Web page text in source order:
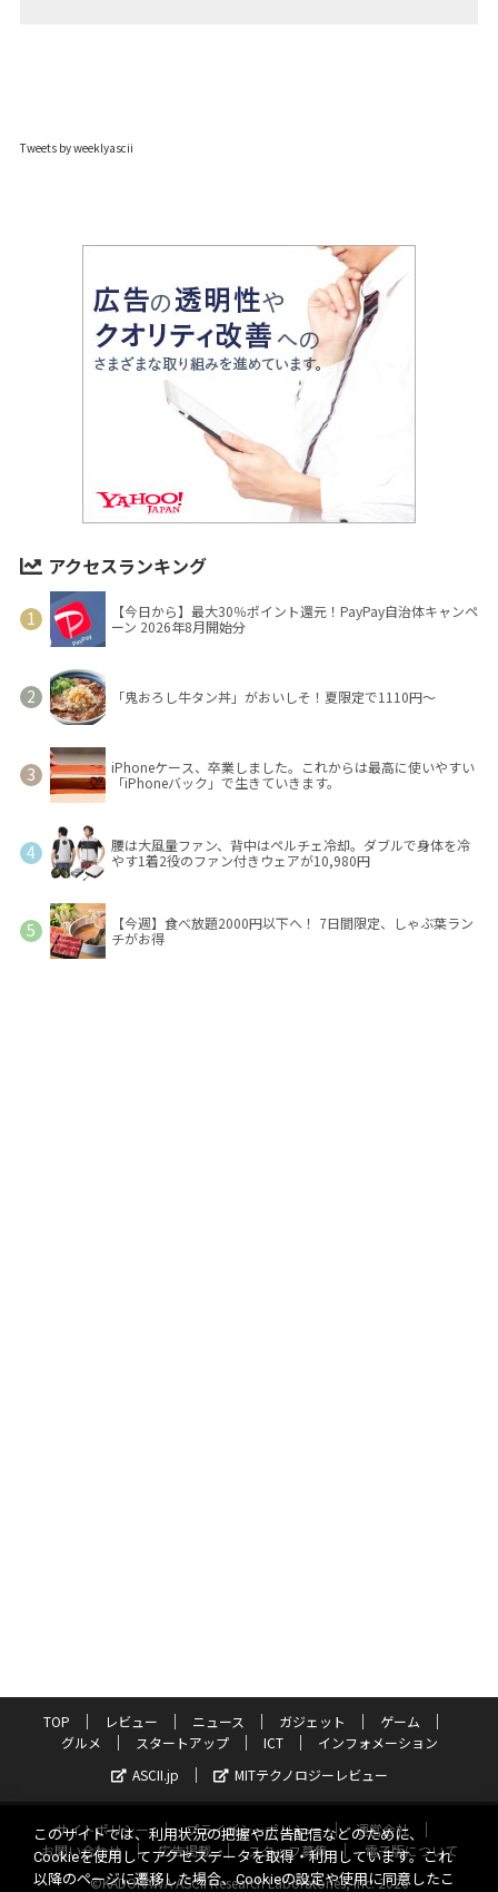
Tweets by weeklyascii
アクセスランキング
【今日から】最大30％ポイント還元！PayPay自治体キャンペ
ーン 2026年8月開始分
「鬼おろし牛タン丼」がおいしそ！夏限定で1110円～
iPhoneケース、卒業しました。これからは最高に使いやすい
「iPhoneバック」で生きていきます。
腰は大風量ファン、背中はペルチェ冷却。ダブルで身体を冷
やす1着2役のファン付きウェアが10,980円
【今週】食べ放題2000円以下へ！ 7日間限定、しゃぶ葉ラン
チがお得
TOP レビュー ニュース ガジェット
ゲーム
グルメ
スタートアップ ICT
インフォメーション
ASCII.jp
MITテクノロジーレビュー
サイトポリシー プライバシーポリシー
運営会社
お問い合わせ
広告掲載 スタッフ募集
電子版について
©KADOKAWA ASCII Research Laboratories, Inc. 2026
このサイトでは、利用状況の把握や広告配信などのために、
Cookieを使用してアクセスデータを取得・利用しています。これ
以降のページに遷移した場合、Cookieの設定や使用に同意したこ